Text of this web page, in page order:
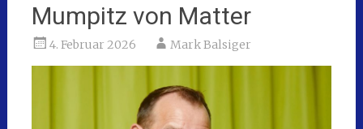
Mumpitz von Matter
4. Februar 2026 Mark Balsiger